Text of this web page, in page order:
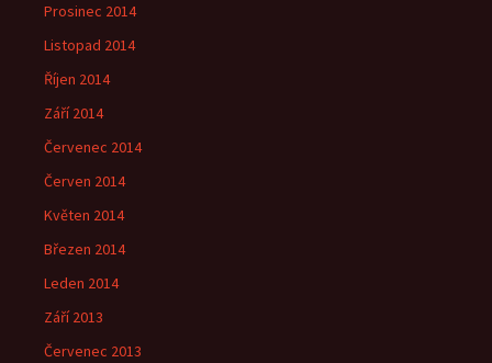
Prosinec 2014
Listopad 2014
Říjen 2014
Září 2014
Červenec 2014
Červen 2014
Květen 2014
Březen 2014
Leden 2014
Září 2013
Červenec 2013